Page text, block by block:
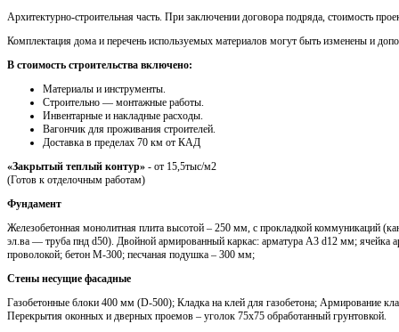
Архитектурно-строительная часть. При заключении договора подряда, стоимость
Комплектация дома и перечень используемых материалов могут быть изменены и
В стоимость строительства включено:
Материалы и инструменты.
Cтроительно — монтажные работы.
Инвентарные и накладные расходы.
Вагончик для проживания строителей.
Доставка в пределах 70 км от КАД
«Закрытый теплый контур» - от 15,5тыс/м2
(Готов к отделочным работам)
Фундамент
Железобетонная монолитная плита высотой – 250 мм, с прокладкой коммуникаций
эл.ва — труба пнд d50). Двойной армированный каркас: арматура A3 d12 мм; ячейка
проволокой; бетон М-300; песчаная подушка – 300 мм;
Стены несущие фасадные
Газобетонные блоки 400 мм (D-500); Кладка на клей для газобетона; Армирование
Перекрытия оконных и дверных проемов – уголок 75х75 обработанный грунтовкой.